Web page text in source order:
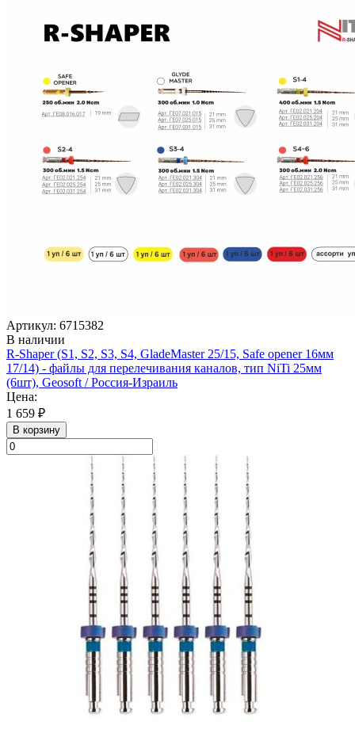
Артикул: 6715382
В наличии
R-Shaper (S1, S2, S3, S4, GladeMaster 25/15, Safe opener 16мм
17/14) - файлы для перелечивания каналов, тип NiTi 25мм
(6шт), Geosoft / Россия-Израиль
Цена:
1 659 ₽
В корзину